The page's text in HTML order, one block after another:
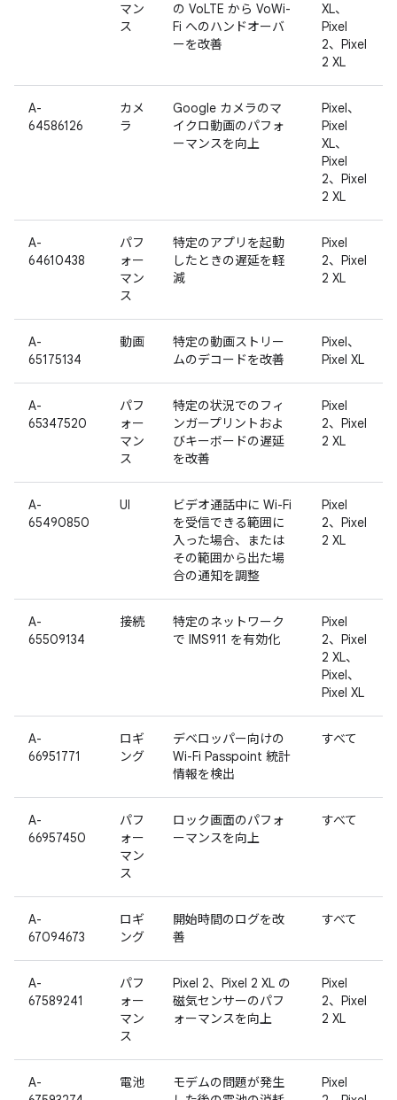
マン
ス
の VoLTE から VoWi-
Fi へのハンドオーバ
ーを改善
XL、
Pixel
2、Pixel
2 XL
A-
64586126
カメ
ラ
Google カメラのマ
イクロ動画のパフォ
ーマンスを向上
Pixel、
Pixel
XL、
Pixel
2、Pixel
2 XL
A-
64610438
パフ
ォー
マン
ス
特定のアプリを起動
したときの遅延を軽
減
Pixel
2、Pixel
2 XL
A-
65175134
動画
特定の動画ストリー
ムのデコードを改善
Pixel、
Pixel XL
A-
65347520
パフ
ォー
マン
ス
特定の状況でのフィ
ンガープリントおよ
びキーボードの遅延
を改善
Pixel
2、Pixel
2 XL
A-
65490850
UI
ビデオ通話中に Wi-Fi
を受信できる範囲に
入った場合、または
その範囲から出た場
合の通知を調整
Pixel
2、Pixel
2 XL
A-
65509134
接続
特定のネットワーク
で IMS911 を有効化
Pixel
2、Pixel
2 XL、
Pixel、
Pixel XL
A-
66951771
ロギ
ング
デベロッパー向けの
Wi-Fi Passpoint 統計
情報を検出
すべて
A-
66957450
パフ
ォー
マン
ス
ロック画面のパフォ
ーマンスを向上
すべて
A-
67094673
ロギ
ング
開始時間のログを改
善
すべて
A-
67589241
パフ
ォー
マン
ス
Pixel 2、Pixel 2 XL の
磁気センサーのパフ
ォーマンスを向上
Pixel
2、Pixel
2 XL
A-
電池
モデムの問題が発生
Pixel